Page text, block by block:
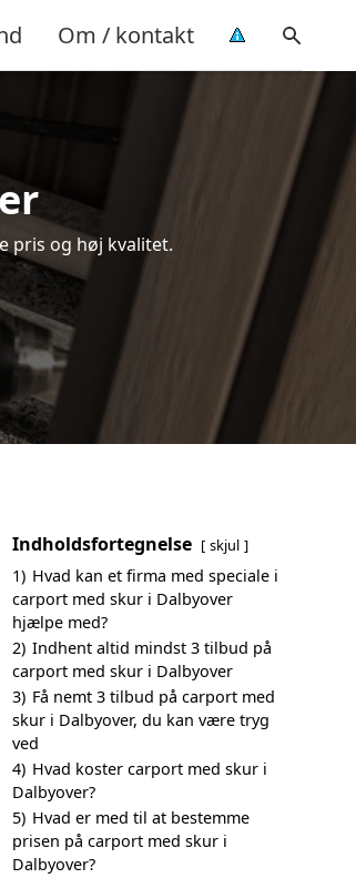
Om / kontakt
pris og høj kvalitet.
Indholdsfortegnelse skjul
1) Hvad kan et firma med speciale i
carport med skur i Dalbyover
hjælpe med?
2) Indhent altid mindst 3 tilbud på
carport med skur i Dalbyover
3) Få nemt 3 tilbud på carport med
skur i Dalbyover, du kan være tryg
ved
4) Hvad koster carport med skur i
Dalbyover?
5) Hvad er med til at bestemme
prisen på carport med skur i
Dalbyover?